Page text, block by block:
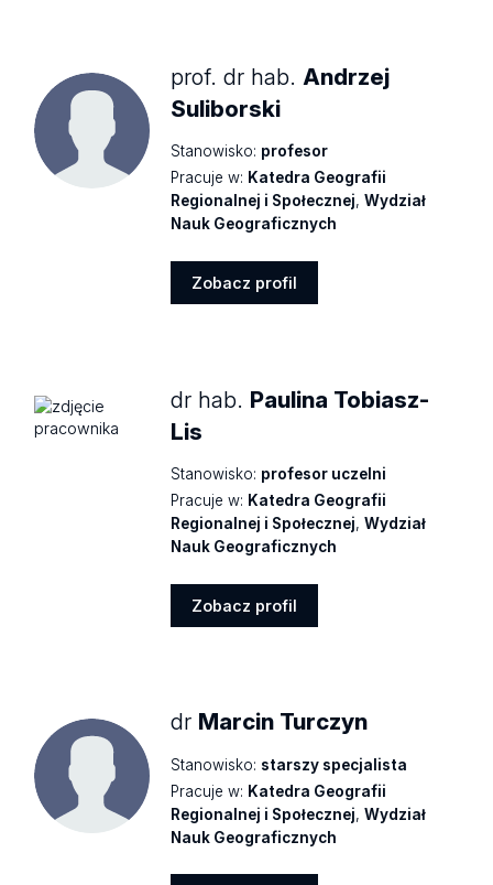
prof. dr hab. Andrzej
Suliborski
Stanowisko: profesor
Pracuje w: Katedra Geografii
Regionalnej i Społecznej,Wydział
Nauk Geograficznych
Zobacz profil
dr hab. Paulina Tobiasz-
Lis
Stanowisko: profesor uczelni
Pracuje w: Katedra Geografii
Regionalnej i Społecznej,Wydział
Nauk Geograficznych
Zobacz profil
dr Marcin Turczyn
Stanowisko: starszy specjalista
Pracuje w: Katedra Geografii
Regionalnej i Społecznej,Wydział
Nauk Geograficznych